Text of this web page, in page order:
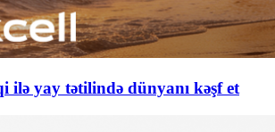
ilə yay tətilində dünyanı kəşf et